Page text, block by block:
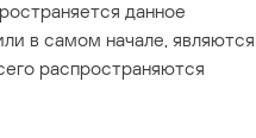
данное
в самом начале, являются
распространяются